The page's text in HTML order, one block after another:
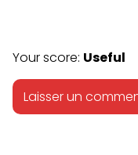
Your score: Useful